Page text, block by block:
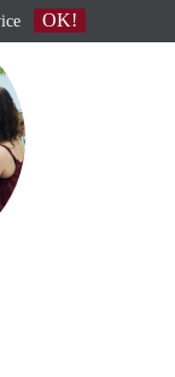
OK!